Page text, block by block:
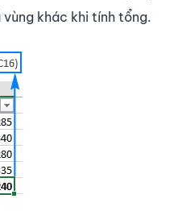
khác khi tính tổng.